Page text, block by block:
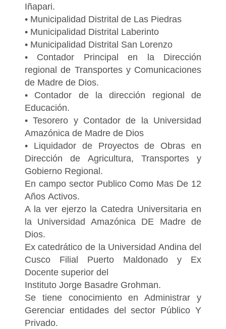
Iñapari.
• Municipalidad Distrital de Las Piedras
• Municipalidad Distrital Laberinto
• Municipalidad Distrital San Lorenzo
• Contador Principal en la Dirección
regional de Transportes y Comunicaciones
de Madre de Dios.
• Contador de la dirección regional de
Educación.
• Tesorero y Contador de la Universidad
Amazónica de Madre de Dios
• Liquidador de Proyectos de Obras en
Dirección de Agricultura, Transportes y
Gobierno Regional.
En campo sector Publico Como Mas De 12
Años Activos.
A la ver ejerzo la Catedra Universitaria en
la Universidad Amazónica DE Madre de
Dios.
Ex catedrático de la Universidad Andina del
Cusco Filial Puerto Maldonado y Ex
Docente superior del
Instituto Jorge Basadre Grohman.
Se tiene conocimiento en Administrar y
Gerenciar entidades del sector Público Y
Privado.